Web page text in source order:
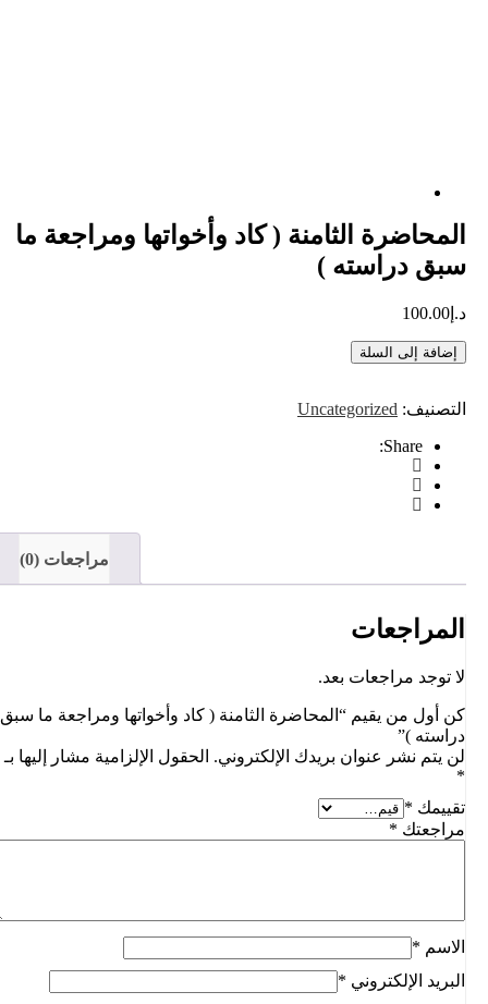
المحاضرة الثامنة ( كاد وأخواتها ومراجعة ما
سبق دراسته )
100.00
إضافة إلى السلة
التصنيف: Uncategorized
Share:
مراجعات (0)
المراجعات
لا توجد مراجعات بعد.
كن أول من يقيم “المحاضرة الثامنة ( كاد وأخواتها ومراجعة ما سبق
دراسته )”
لن يتم نشر عنوان بريدك الإلكتروني. الحقول الإلزامية مشار إليها بـ
تقييمك*
مراجعتك*
الاسم*
البريد الإلكتروني*